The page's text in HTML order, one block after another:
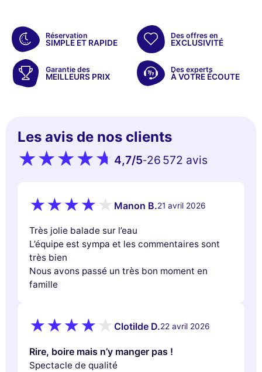
Réservation
SIMPLE ET RAPIDE
Des offres en
EXCLUSIVITÉ
Garantie des
MEILLEURS PRIX
Des experts
À VOTRE ÉCOUTE
Les avis de nos clients
4,7/5-26 572 avis
Manon B.21 avril 2026
Très jolie balade sur l’eau
L’équipe est sympa et les commentaires sont
très bien
Nous avons passé un très bon moment en
famille
Clotilde D.22 avril 2026
Rire, boire mais n’y manger pas !
Spectacle de qualité